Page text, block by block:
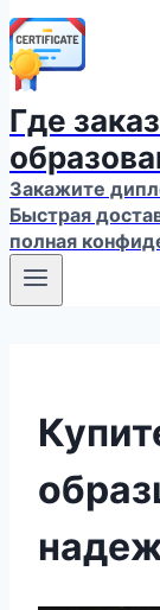
Где
Закажите
Быстрая
полная